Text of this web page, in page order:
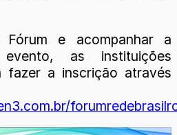
e acompanhar a
as instituições
fazer a inscrição através